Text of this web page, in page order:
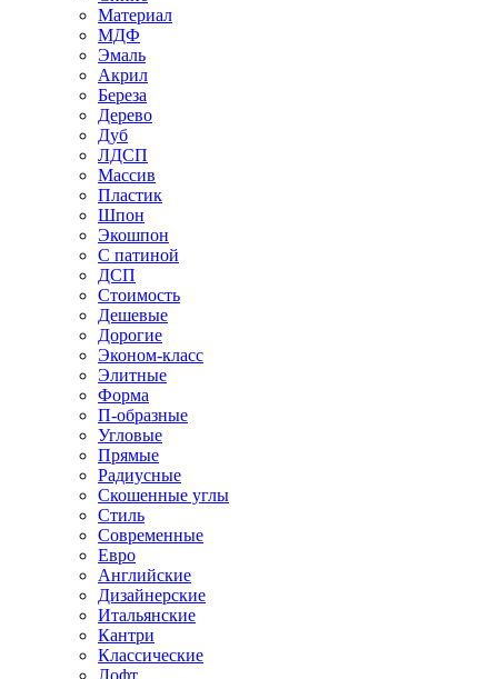
Материал
МДФ
Эмаль
Акрил
Береза
Дерево
Дуб
ЛДСП
Массив
Пластик
Шпон
Экошпон
С патиной
ДСП
Стоимость
Дешевые
Дорогие
Эконом-класс
Элитные
Форма
П-образные
Угловые
Прямые
Радиусные
Скошенные углы
Стиль
Современные
Евро
Английские
Дизайнерские
Итальянские
Кантри
Классические
Лофт